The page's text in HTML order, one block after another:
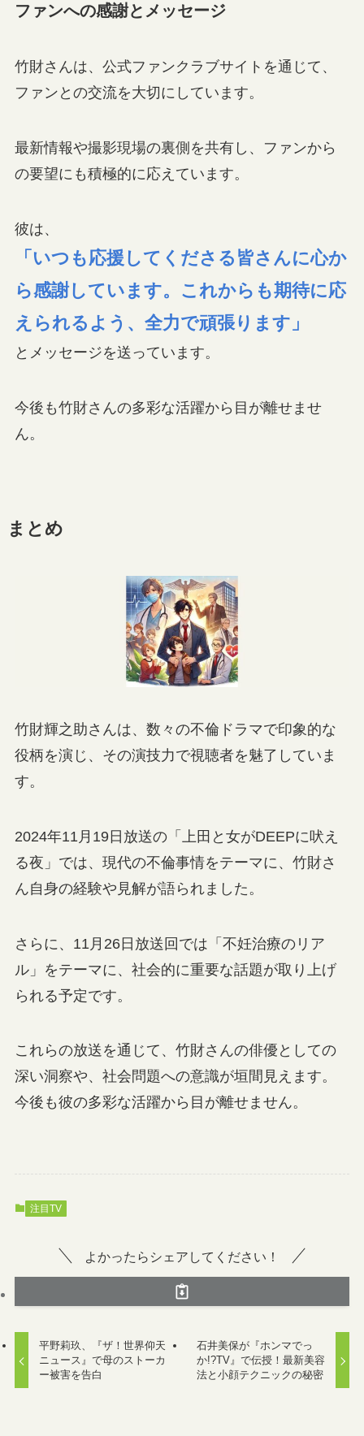
ファンへの感謝とメッセージ
竹財さんは、公式ファンクラブサイトを通じて、
ファンとの交流を大切にしています。
最新情報や撮影現場の裏側を共有し、ファンから
の要望にも積極的に応えています。
彼は、
「いつも応援してくださる皆さんに心か
ら感謝しています。これからも期待に応
えられるよう、全力で頑張ります」
とメッセージを送っています。
今後も竹財さんの多彩な活躍から目が離せませ
ん。
まとめ
竹財輝之助さんは、数々の不倫ドラマで印象的な
役柄を演じ、その演技力で視聴者を魅了していま
す。
2024年11月19日放送の「上田と女がDEEPに吠え
る夜」では、現代の不倫事情をテーマに、竹財さ
ん自身の経験や見解が語られました。
さらに、11月26日放送回では「不妊治療のリア
ル」をテーマに、社会的に重要な話題が取り上げ
られる予定です。
これらの放送を通じて、竹財さんの俳優としての
深い洞察や、社会問題への意識が垣間見えます。
今後も彼の多彩な活躍から目が離せません。
注目TV
よかったらシェアしてください！
平野莉玖、『ザ！世界仰天
ニュース』で母のストーカ
ー被害を告白
石井美保が『ホンマでっ
か!?TV』で伝授！最新美容
法と小顔テクニックの秘密